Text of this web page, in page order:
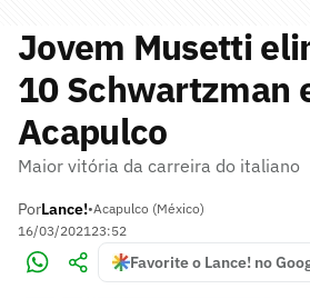
Jovem Musetti
10 Schwartzman
Acapulco
Maior vitória da carreira do italiano
PorLance!•Acapulco (México)
16/03/202123:52
Favorite o Lance! no